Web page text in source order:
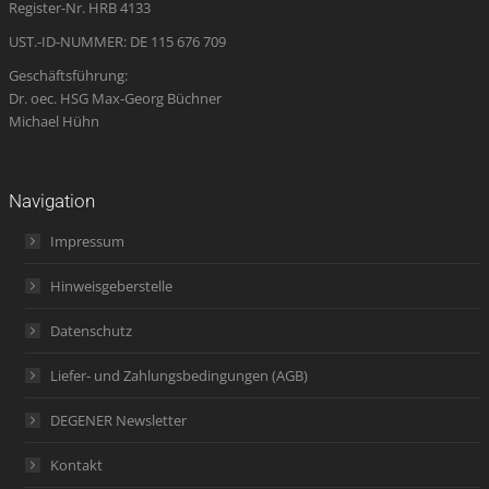
Register-Nr. HRB 4133
UST.-ID-NUMMER: DE 115 676 709
Geschäftsführung:
Dr. oec. HSG Max-Georg Büchner
Michael Hühn
Navigation
Impressum
Hinweisgeberstelle
Datenschutz
Liefer- und Zahlungsbedingungen (AGB)
DEGENER Newsletter
Kontakt